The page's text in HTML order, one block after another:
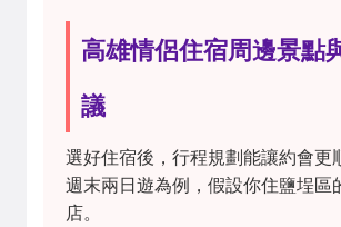
高雄情侶住宿周邊景點
議
選好住宿後，行程規劃能讓約會更
週末兩日遊為例，假設你住鹽埕區
店。